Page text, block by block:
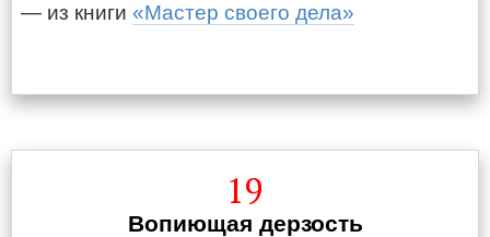
— из книги «Мастер своего дела»
19
Вопиющая дерзость